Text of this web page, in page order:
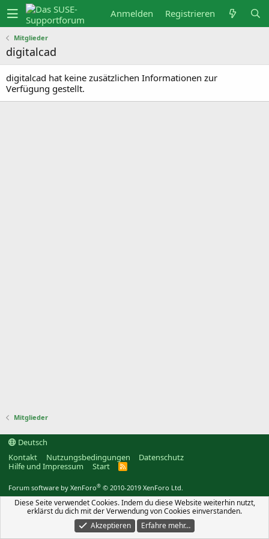
Anmelden Registrieren
Mitglieder
digitalcad
digitalcad hat keine zusätzlichen Informationen zur
Verfügung gestellt.
Mitglieder
Deutsch
Kontakt
Nutzungsbedingungen
Datenschutz
Hilfe und Impressum
Start
R
Forum software by XenForo® © 2010-2019 XenForo Ltd.
Diese Seite verwendet Cookies. Indem du diese Website weiterhin nutzt,
erklärst du dich mit der Verwendung von Cookies einverstanden.
Akzeptieren
Erfahre mehr…